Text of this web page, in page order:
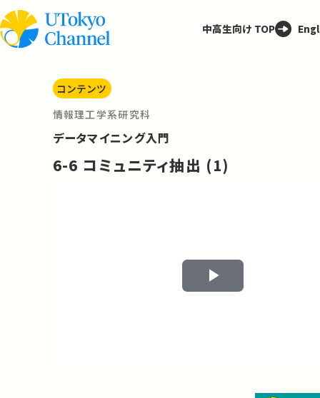
中高生向け TOP
コンテンツ
情報理工学系研究科
データマイニング入門
6-6 コミュニティ抽出 (1)
Play